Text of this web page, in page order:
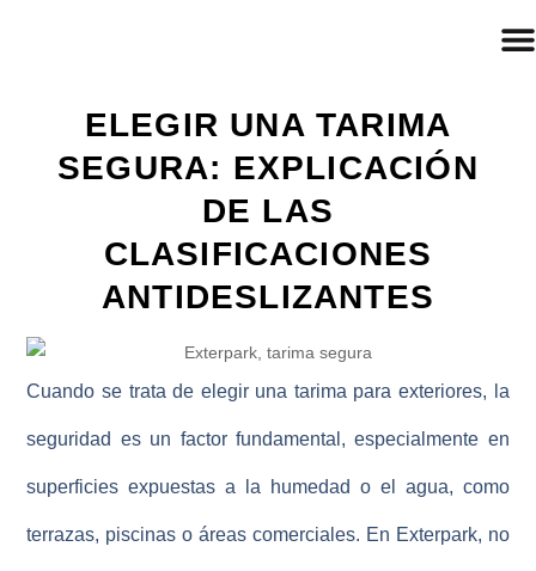
ELEGIR UNA TARIMA
SEGURA: EXPLICACIÓN
DE LAS
CLASIFICACIONES
ANTIDESLIZANTES
Cuando se trata de elegir una tarima para exteriores, la
seguridad es un factor fundamental, especialmente en
superficies expuestas a la humedad o el agua, como
terrazas, piscinas o áreas comerciales. En Exterpark, no